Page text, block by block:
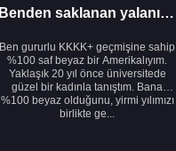
Benden saklanan yalanı ortaya çıkardıktan sonra eşimden...
Ben gururlu KKKK+ geçmişine sahip
%100 saf beyaz bir Amerikalıyım.
Yaklaşık 20 yıl önce üniversitede
güzel bir kadınla tanıştım. Bana
%100 beyaz olduğunu, yirmi yılımızı
birlikte ge...